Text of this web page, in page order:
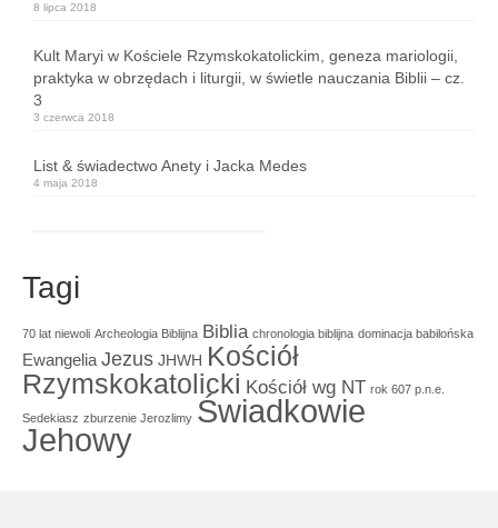
8 lipca 2018
Kult Maryi w Kościele Rzymskokatolickim, geneza mariologii,
praktyka w obrzędach i liturgii, w świetle nauczania Biblii – cz.
3
3 czerwca 2018
List & świadectwo Anety i Jacka Medes
4 maja 2018
Tagi
70 lat niewoli Archeologia Biblijna Biblia chronologia biblijna dominacja babilońska
Ewangelia Jezus JHWH Kościół
Rzymskokatolicki Kościół wg NT rok 607 p.n.e.
Sedekiasz zburzenie Jerozlimy Świadkowie
Jehowy